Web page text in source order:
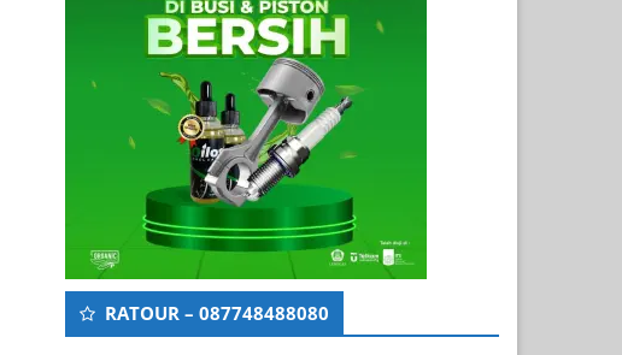
RATOUR – 087748488080